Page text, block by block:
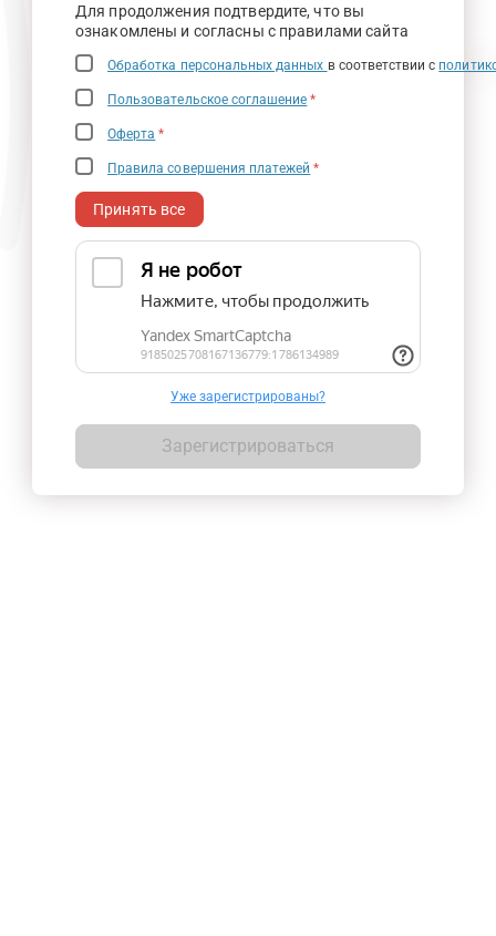
Для продолжения подтвердите, что вы
ознакомлены и согласны с правилами сайта
Обработка персональных данных в соответствии с
Пользовательское соглашение *
Оферта *
Правила совершения платежей *
Принять все
Уже зарегистрированы?
Зарегистрироваться